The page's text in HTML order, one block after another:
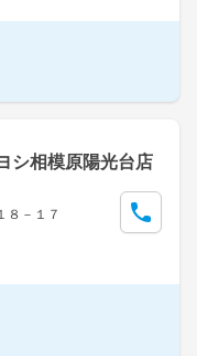
シ相模原陽光台店
８－１７